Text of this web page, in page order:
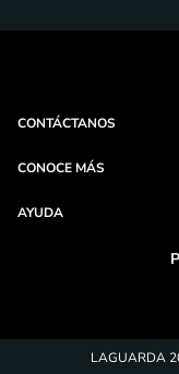
CONTÁCTANOS
CONOCE MÁS
AYUDA
LAGUARDA